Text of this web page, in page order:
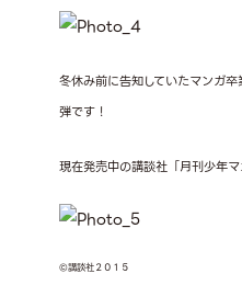
冬休み前に告知していたマンガ
弾です！
現在発売中の講談社「月刊少年
©講談社２０１５